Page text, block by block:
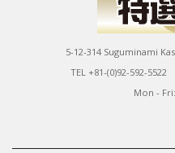
5-12-314 Suguminami
TEL +81-(0)92-592-
Mon -